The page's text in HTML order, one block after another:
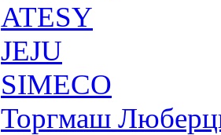
ATESY
JEJU
SIMECO
Торгмаш